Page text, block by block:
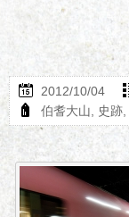
2012/10/04
伯耆大山
史跡